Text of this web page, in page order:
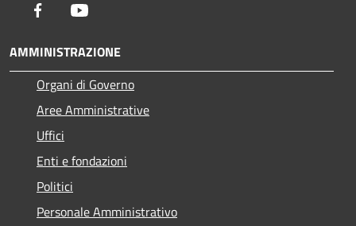
Facebook
AMMINISTRAZIONE
Organi di Governo
Aree Amministrative
Uffici
Enti e fondazioni
Politici
Personale Amministrativo